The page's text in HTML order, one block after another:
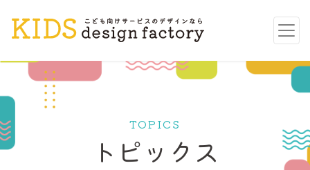
TOPICS
トピックス